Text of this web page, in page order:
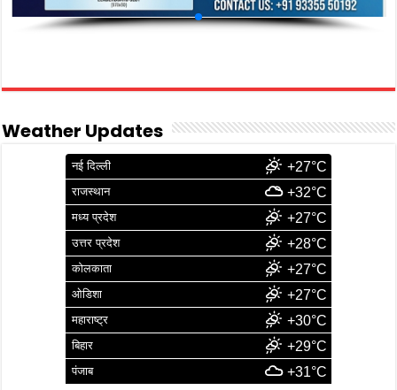
Weather Updates
नई दिल्ली +27°C
राजस्थान +32°C
मध्य प्रदेश +27°C
उत्तर प्रदेश +28°C
कोलकाता +27°C
ओडिशा +27°C
महाराष्ट्र +30°C
बिहार +29°C
पंजाब +31°C